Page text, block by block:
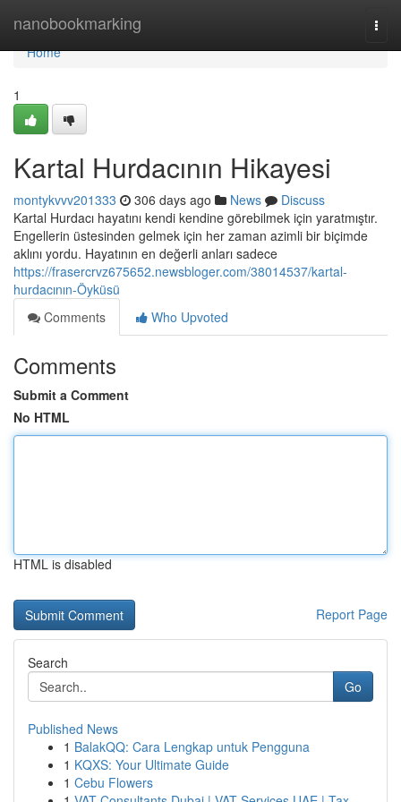
nanobookmarking
Home
Home
1
Kartal Hurdacının Hikayesi
montykvvv201333 306 days ago News
Discuss
Kartal Hurdacı hayatını kendi kendine görebilmek için yaratmıştır.
Engellerin üstesinden gelmek için her zaman azimli bir biçimde
aklını yordu. Hayatının en değerli anları sadece
https://frasercrvz675652.newsbloger.com/38014537/kartal-
hurdacının-Öyküsü
Comments
Who Upvoted
Comments
Submit a Comment
No HTML
HTML is disabled
Report Page
Search
Go
Published News
1 BalakQQ: Cara Lengkap untuk Pengguna
1 KQXS: Your Ultimate Guide
1 Cebu Flowers